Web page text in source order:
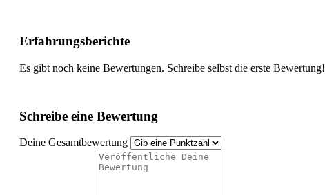
Erfahrungsberichte
Es gibt noch keine Bewertungen. Schreibe selbst die erste Bewertung!
Schreibe eine Bewertung
Deine Gesamtbewertung